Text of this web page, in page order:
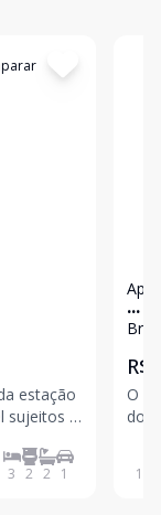
estação
sujeitos a
3 2 2 1
...
R$
O
do
130